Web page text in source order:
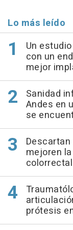
Lo más leído
Un
con un
mejor
Sanidad
Andes en
se
mejoren
prótesis